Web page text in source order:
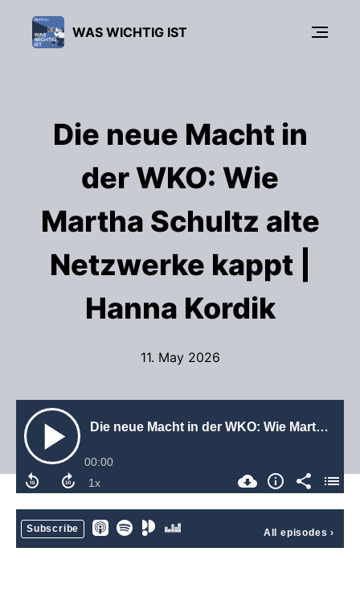
WAS WICHTIG IST
Die neue Macht in
der WKO: Wie
Martha Schultz alte
Netzwerke kappt |
Hanna Kordik
11. May 2026
Die neue Macht in der WKO: Wie Martha Schultz alte Netzwerke kappt | Hanna Kordik
00:00
Subscribe All episodes ›